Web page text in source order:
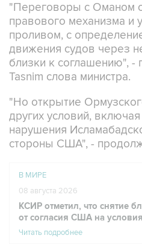
"Переговоры с Оманом
правового механизма и
проливом, с
движения судов через
близки к соглашению", -
Tasnim слова министра.
"Но открытие
других условий,
нарушения
стороны США", -
В МИРЕ
08 августа 2026
КСИР отметил, что снятие
от согласия США на
Читать подробнее